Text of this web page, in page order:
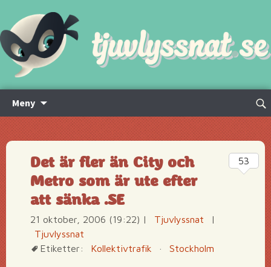
Meny
innehåll
Sök
Det är fler än City och
Metro som är ute efter
att sänka .SE
21 oktober, 2006 (19:22) | Tjuvlyssnat
|
Tjuvlyssnat
Etiketter:
Kollektivtrafik · Stockholm
53